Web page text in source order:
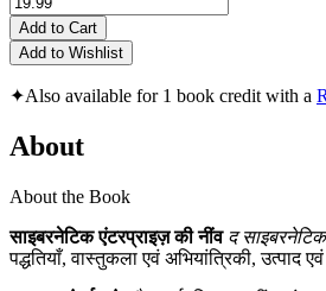
Add to Cart
Add to Wishlist
✦Also available for 1 book credit with a
About
About the Book
साइबरनेटिक एंटरप्राइज़ की नींव द
पद्धतियाँ, वास्तुकला एवं अभियांत्रिकी, उत्पाद